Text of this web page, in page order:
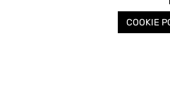
COOKIE